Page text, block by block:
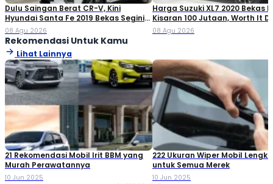
Dulu Saingan Berat CR-V, Kini
Hyundai Santa Fe 2019 Bekas Segini
Harganya
08 Agu 2026
Harga Suzuki XL7 2020 Bekas
Kisaran 100 Jutaan, Worth It
08 Agu 2026
Rekomendasi Untuk Kamu
Lihat Lainnya
21 Rekomendasi Mobil Irit BBM yang
Murah Perawatannya
10 Jun 2025
222 Ukuran Wiper Mobil
untuk Semua Merek
10 Jun 2025